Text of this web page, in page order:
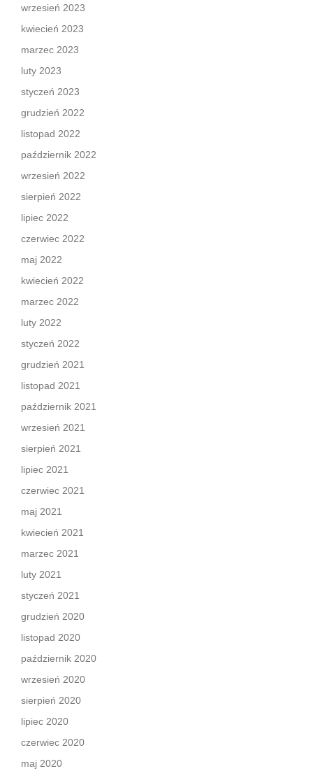
wrzesień 2023
kwiecień 2023
marzec 2023
luty 2023
styczeń 2023
grudzień 2022
listopad 2022
październik 2022
wrzesień 2022
sierpień 2022
lipiec 2022
czerwiec 2022
maj 2022
kwiecień 2022
marzec 2022
luty 2022
styczeń 2022
grudzień 2021
listopad 2021
październik 2021
wrzesień 2021
sierpień 2021
lipiec 2021
czerwiec 2021
maj 2021
kwiecień 2021
marzec 2021
luty 2021
styczeń 2021
grudzień 2020
listopad 2020
październik 2020
wrzesień 2020
sierpień 2020
lipiec 2020
czerwiec 2020
maj 2020